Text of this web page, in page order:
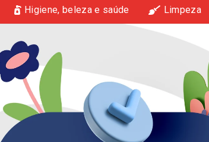
Higiene, beleza e saúde Limpeza